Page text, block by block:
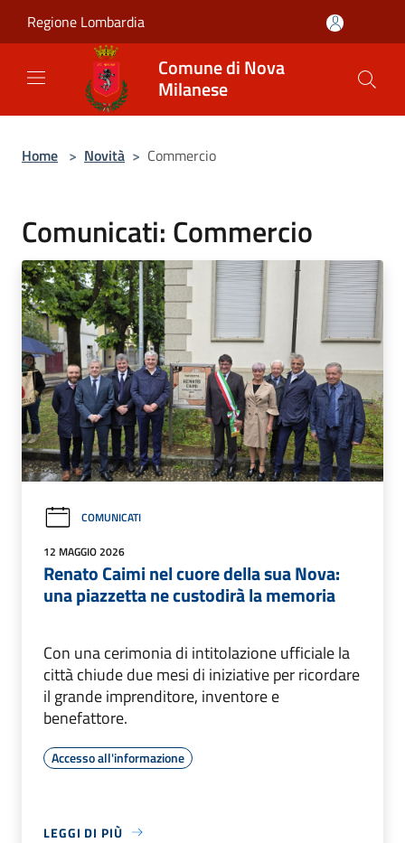
Regione Lombardia
Comune di Nova
Milanese
Home > Novità > Commercio
Comunicati: Commercio
COMUNICATI
12 MAGGIO 2026
Renato Caimi nel cuore della sua Nova:
una piazzetta ne custodirà la memoria
Con una cerimonia di intitolazione ufficiale la
città chiude due mesi di iniziative per ricordare
il grande imprenditore, inventore e
benefattore.
Accesso all'informazione
LEGGI DI PIÙ